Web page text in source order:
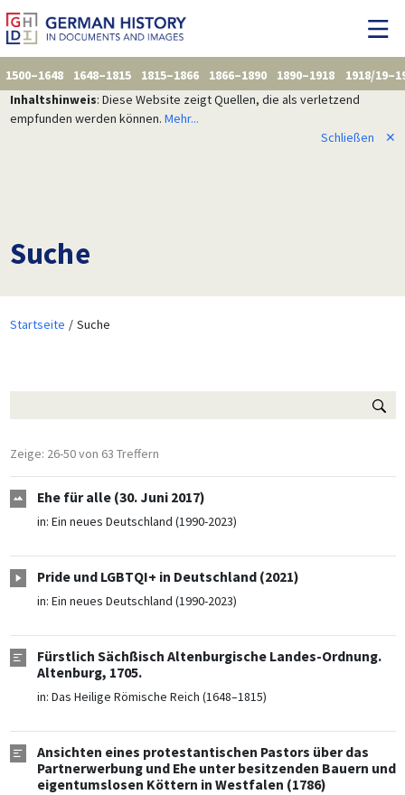
1500–1648 1648–1815 1815–1866 1866–1890 1890–1918
1918/
Inhaltshinweis: Diese Website zeigt Quellen, die als verletzend
empfunden werden können. Mehr...
Schließen
✕
Suche
Startseite Suche
Zeige: 26-50 von 63 Treffern
Ehe für alle (30. Juni 2017)
in: Ein neues Deutschland (1990-2023)
Pride und LGBTQI+ in Deutschland (2021)
in: Ein neues Deutschland (1990-2023)
Fürstlich Sächßisch Altenburgische Landes-Ordnung.
Altenburg, 1705.
in: Das Heilige Römische Reich (1648–1815)
Ansichten eines protestantischen Pastors über das
Partnerwerbung und Ehe unter besitzenden Bauern und
eigentumslosen Köttern in Westfalen (1786)